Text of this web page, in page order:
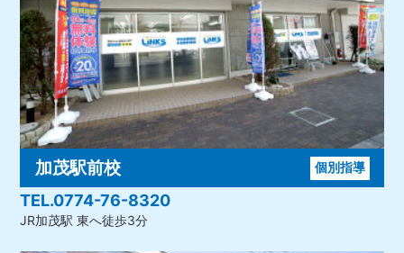
加茂駅前校 個別指導
TEL.0774-76-8320
JR加茂駅 東へ徒歩3分